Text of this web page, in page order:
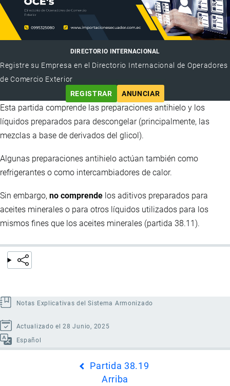
DIRECTORIO INTERNACIONAL
Registre su Empresa en el Directorio Internacional de Operadores
de Comercio Exterior
REGISTRAR
ANUNCIAR
Esta partida comprende las preparaciones antihielo y los
líquidos preparados para descongelar (principalmente, las
mezclas a base de derivados del glicol).
Algunas preparaciones antihielo actúan también como
refrigerantes o como intercambiadores de calor.
Sin embargo, no comprende los aditivos preparados para
aceites minerales o para otros líquidos utilizados para los
mismos fines que los aceites minerales (partida 38.11).
Notas Explicativas del Sistema Armonizado
Actualizado el 28 Junio, 2025
Español
Partida 38.19
Arriba